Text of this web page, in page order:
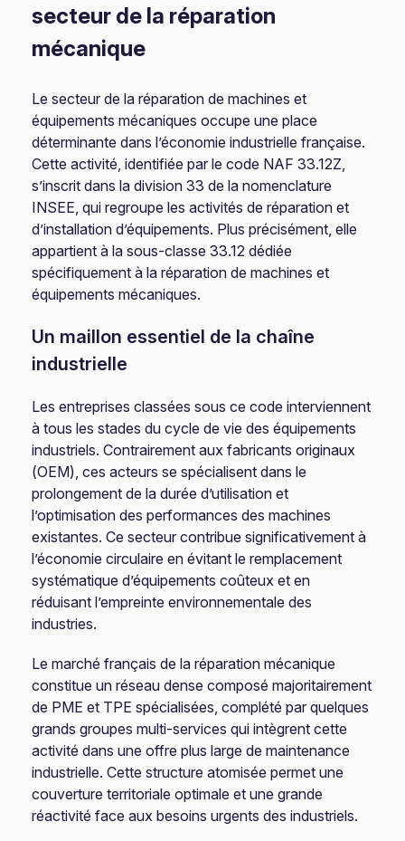
secteur de la réparation
mécanique
Le secteur de la réparation de machines et
équipements mécaniques occupe une place
déterminante dans l’économie industrielle française.
Cette activité, identifiée par le code NAF 33.12Z,
s’inscrit dans la division 33 de la nomenclature
INSEE, qui regroupe les activités de réparation et
d’installation d’équipements. Plus précisément, elle
appartient à la sous-classe 33.12 dédiée
spécifiquement à la réparation de machines et
équipements mécaniques.
Un maillon essentiel de la chaîne
industrielle
Les entreprises classées sous ce code interviennent
à tous les stades du cycle de vie des équipements
industriels. Contrairement aux fabricants originaux
(OEM), ces acteurs se spécialisent dans le
prolongement de la durée d’utilisation et
l’optimisation des performances des machines
existantes. Ce secteur contribue significativement à
l’économie circulaire en évitant le remplacement
systématique d’équipements coûteux et en
réduisant l’empreinte environnementale des
industries.
Le marché français de la réparation mécanique
constitue un réseau dense composé majoritairement
de PME et TPE spécialisées, complété par quelques
grands groupes multi-services qui intègrent cette
activité dans une offre plus large de maintenance
industrielle. Cette structure atomisée permet une
couverture territoriale optimale et une grande
réactivité face aux besoins urgents des industriels.